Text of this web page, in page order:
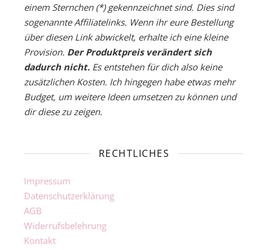
einem Sternchen (*) gekennzeichnet sind. Dies sind
sogenannte Affiliatelinks. Wenn ihr eure Bestellung
über diesen Link abwickelt, erhalte ich eine kleine
Provision. Der Produktpreis verändert sich
dadurch nicht. Es entstehen für dich also keine
zusätzlichen Kosten. Ich hingegen habe etwas mehr
Budget, um weitere Ideen umsetzen zu können und
dir diese zu zeigen.
RECHTLICHES
Impressum
Datenschutzerklärung
AGB
Widerrufsbelehrung
Kontakt